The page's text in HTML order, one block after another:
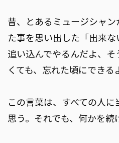
昔、とあるミュージシャ
た事を思い出した「出来
追い込んでやるんだよ、
くても、忘れた頃にできる
この言葉は、すべての人
思う。それでも、何かを続